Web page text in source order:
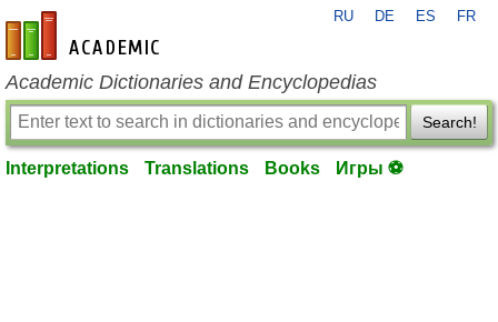
en-academic.com
RU DE ES FR
Academic Dictionaries and Encyclopedias
Search!
Interpretations Translations Books Игры ⚽